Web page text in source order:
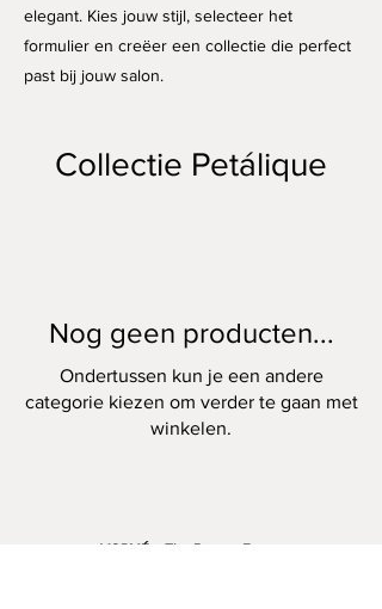
elegant. Kies jouw stijl, selecteer het
formulier en creëer een collectie die perfect
past bij jouw salon.
Collectie Petálique
Nog geen producten...
Ondertussen kun je een andere
categorie kiezen om verder te gaan met
winkelen.
VORMÉ – The Beauty Forms